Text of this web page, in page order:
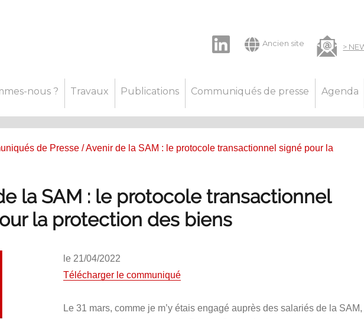
Ancien site
nous ? Travaux Publications Communiqués de presse Agenda
de Presse/ Avenir de la SAM : le protocole transactionnel signé pour la
la SAM : le protocole transactionnel
la protection des biens
le 21/04/2022
Télécharger le communiqué
Le 31 mars, comme je m’y étais engagé auprès des salariés de la SAM,